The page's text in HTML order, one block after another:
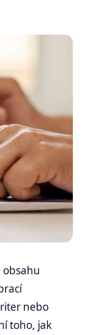
obsahu
nebo
toho, jak